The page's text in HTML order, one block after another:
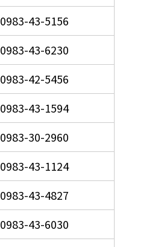
0983-43-5156
0983-43-6230
0983-42-5456
0983-43-1594
0983-30-2960
0983-43-1124
0983-43-4827
0983-43-6030